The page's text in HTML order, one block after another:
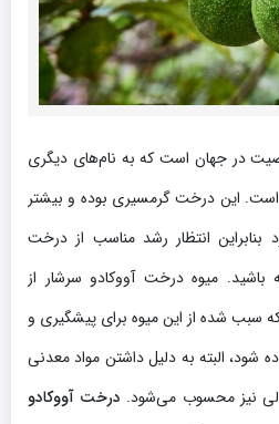
در جهان است که به نام‌های دیگری
است. این درخت گرمسیری بوده و بیشتر
انتظار رشد مناسب از درخت
باشید. میوه درخت آووکادو سرشار از
سبب شده از این میوه برای پیشگیری و
شود، البته به دلیل داشتن مواد معدنی
نیز محسوب می‌شود. درخت آووکادو